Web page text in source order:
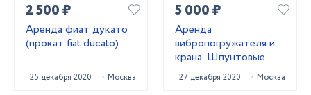
2 500 ₽
Аренда фиат дукато
(прокат fiat ducato)
25 декабря 2020 Москва
5 000 ₽
Аренда
вибропогружателя и
крана. Шпунтовые
работы
27 декабря 2020 Москва